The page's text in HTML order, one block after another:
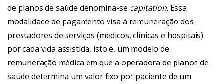
de planos de saúde denomina-se capitation. Essa
modalidade de pagamento visa à remuneração dos
prestadores de serviços (médicos, clínicas e hospitais)
por cada vida assistida, isto é, um modelo de
remuneração médica em que a operadora de planos de
saúde determina um valor fixo por paciente de um